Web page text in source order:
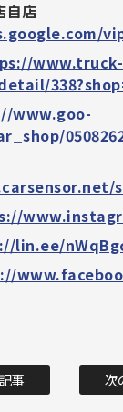
自店
www.truck-
www.goo-
lin.ee/
事 次